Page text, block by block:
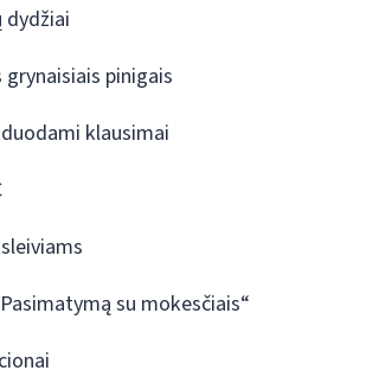
dydžiai
pinigais
klausimai
su mokesčiais“